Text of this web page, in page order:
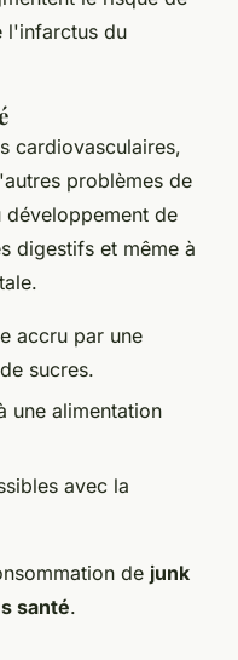
l'infarctus du
cardiovasculaires,
problèmes de
développement de
digestifs et même à
accru par une
sucres.
une alimentation
avec la
de junk
santé.